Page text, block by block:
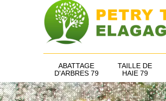
ABATTAGE
D'ARBRES 79
TAILLE DE
HAIE 79